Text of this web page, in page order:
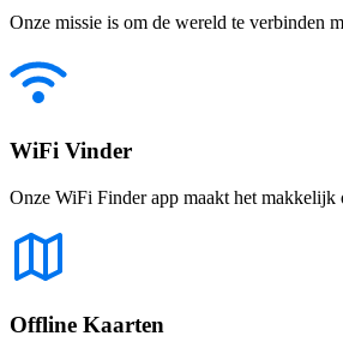
Onze missie is om de wereld te verbinden
WiFi Vinder
Onze WiFi Finder app maakt het makkelijk
Offline Kaarten